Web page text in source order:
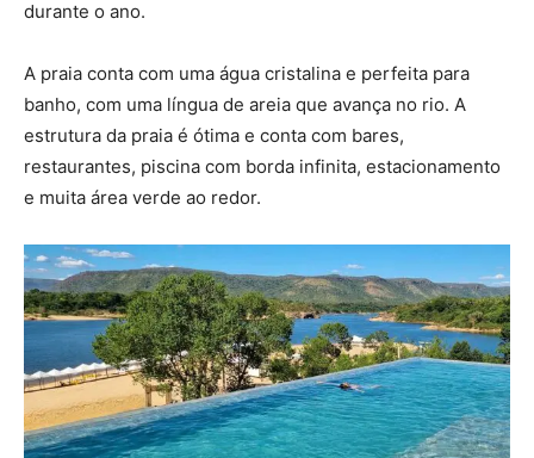
durante o ano.
A praia conta com uma água cristalina e perfeita para
banho, com uma língua de areia que avança no rio. A
estrutura da praia é ótima e conta com bares,
restaurantes, piscina com borda infinita, estacionamento
e muita área verde ao redor.